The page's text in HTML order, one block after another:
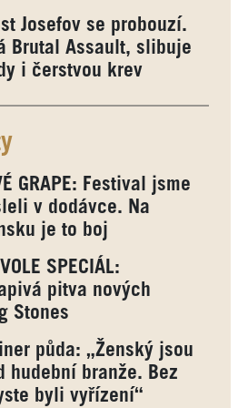
Josefov se probouzí.
Brutal Assault, slibuje
i čerstvou krev
GRAPE: Festival jsme
v dodávce. Na
je to boj
SPECIÁL:
pitva nových
Stones
půda: „Ženský jsou
hudební branže. Bez
byli vyřízení“